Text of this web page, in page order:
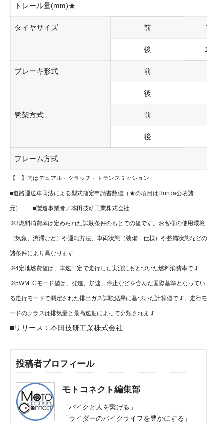
トレール量(mm)★
タイヤサイズ 前
後
ブレーキ形式 前
後
懸架方式 前
後
フレーム方式
【 】内はデュアル・クラッチ・トランスミッション
■道路運送車両法による型式指定申請書数値（★の項目はHonda公表諸
元） ■製造事業者／本田技研工業株式会社
※3燃料消費率は定められた試験条件のもとでの値です。お客様の使用環境
（気象、渋滞など）や運転方法、車両状態（装備、仕様）や整備状態などの
諸条件により異なります
※4定地燃費値は、車速一定で走行した実測にもとづいた燃料消費率です
※5WMTCモード値は、発進、加速、停止などを含んだ国際基準となってい
る走行モードで測定された排出ガス試験結果に基づいた計算値です。走行モ
ードのクラスは排気量と最高速度によって分類されます
■リリース： 本田技研工業株式会社
投稿者プロフィール
モトコネクト編集部
「バイクと人を繋げる」
「ライダーのバイクライフを豊かにする」